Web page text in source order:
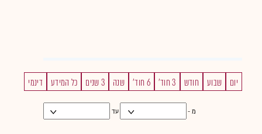
יום שבוע חודש 3 חוד' 6 חוד' שנה 3 שנים כל המידע דינמי
מ - עד